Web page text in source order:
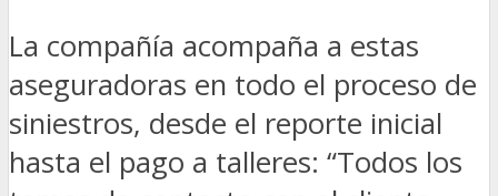
La compañía acompaña a estas
aseguradoras en todo el proceso de
siniestros, desde el reporte inicial
hasta el pago a talleres: “Todos los